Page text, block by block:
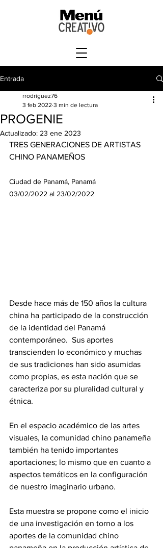
Entrada
PROGENIE
rrodriguez76
3 feb 2022 3 min de lectura
Actualizado: 23 ene 2023
TRES GENERACIONES DE ARTISTAS
CHINO PANAMEÑOS
Ciudad de Panamá, Panamá
03/02/2022 al 23/02/2022
Desde hace más de 150 años la cultura
china ha participado de la construcción
de la identidad del Panamá
contemporáneo.  Sus aportes
transcienden lo económico y muchas
de sus tradiciones han sido asumidas
como propias, es esta nación que se
caracteriza por su pluralidad cultural y
étnica.
En el espacio académico de las artes
visuales, la comunidad chino panameña
también ha tenido importantes
aportaciones; lo mismo que en cuanto a
aspectos temáticos en la configuración
de nuestro imaginario urbano.
Esta muestra se propone como el inicio
de una investigación en torno a los
aportes de la comunidad chino